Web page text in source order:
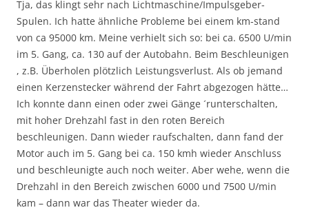
Tja, das klingt sehr nach Lichtmaschine/Impulsgeber-
Spulen. Ich hatte ähnliche Probleme bei einem km-stand
von ca 95000 km. Meine verhielt sich so: bei ca. 6500 U/min
im 5. Gang, ca. 130 auf der Autobahn. Beim Beschleunigen
, z.B. Überholen plötzlich Leistungsverlust. Als ob jemand
einen Kerzenstecker während der Fahrt abgezogen hätte…
Ich konnte dann einen oder zwei Gänge ´runterschalten,
mit hoher Drehzahl fast in den roten Bereich
beschleunigen. Dann wieder raufschalten, dann fand der
Motor auch im 5. Gang bei ca. 150 kmh wieder Anschluss
und beschleunigte auch noch weiter. Aber wehe, wenn die
Drehzahl in den Bereich zwischen 6000 und 7500 U/min
kam – dann war das Theater wieder da.